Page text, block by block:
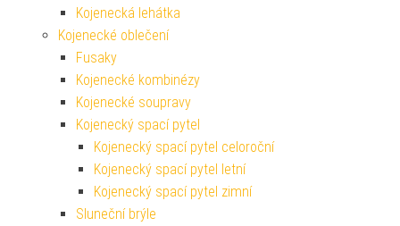
Kojenecká lehátka
Kojenecké oblečení
Fusaky
Kojenecké kombinézy
Kojenecké soupravy
Kojenecký spací pytel
Kojenecký spací pytel celoroční
Kojenecký spací pytel letní
Kojenecký spací pytel zimní
Sluneční brýle